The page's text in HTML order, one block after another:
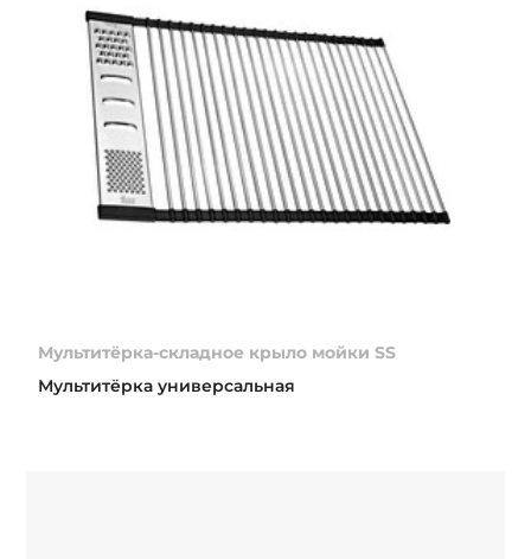
Мультитёрка-складное крыло мойки SS
Мультитёрка универсальная